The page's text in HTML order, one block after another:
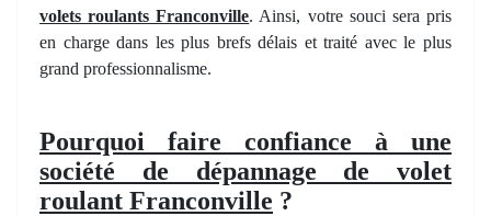
volets roulants Franconville. Ainsi, votre souci sera pris
en charge dans les plus brefs délais et traité avec le plus
grand professionnalisme.
Pourquoi faire confiance à une
société de dépannage de volet
roulant Franconville ?